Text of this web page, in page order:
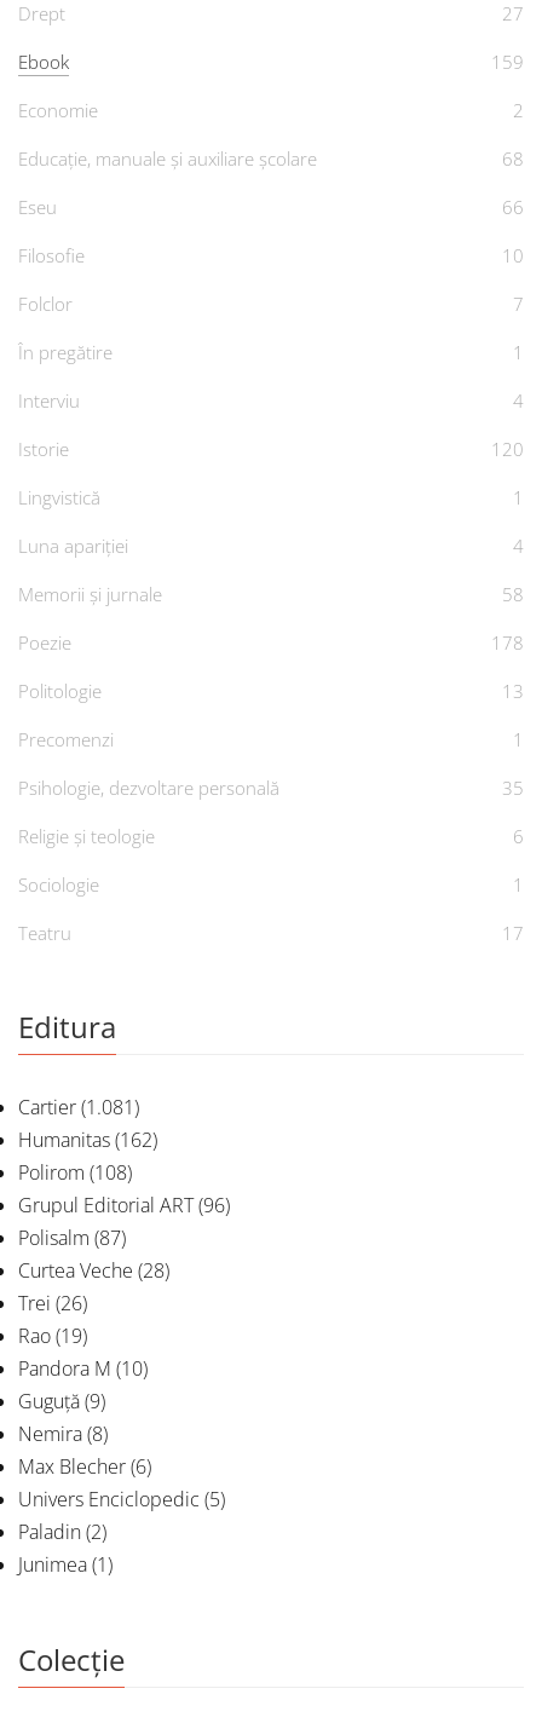
Drept
27
Ebook
159
Economie
2
Educație, manuale și auxiliare școlare
68
Eseu
66
Filosofie
10
Folclor
7
În pregătire
1
Interviu
4
Istorie
120
Lingvistică
1
Luna apariției
4
Memorii și jurnale
58
Poezie
178
Politologie
13
Precomenzi
1
Psihologie, dezvoltare personală
35
Religie și teologie
6
Sociologie
1
Teatru
17
Editura
Cartier(1.081)
Humanitas(162)
Polirom (108)
Grupul Editorial ART(96)
Polisalm (87)
Curtea Veche (28)
Trei (26)
Rao(19)
Pandora M (10)
Guguță(9)
Nemira(8)
Max Blecher(6)
Univers Enciclopedic (5)
Paladin(2)
Junimea(1)
Colecție